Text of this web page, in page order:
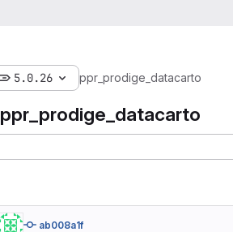
5.0.26 ppr_prodige_datacarto
ppr_prodige_datacarto
ab008a1f